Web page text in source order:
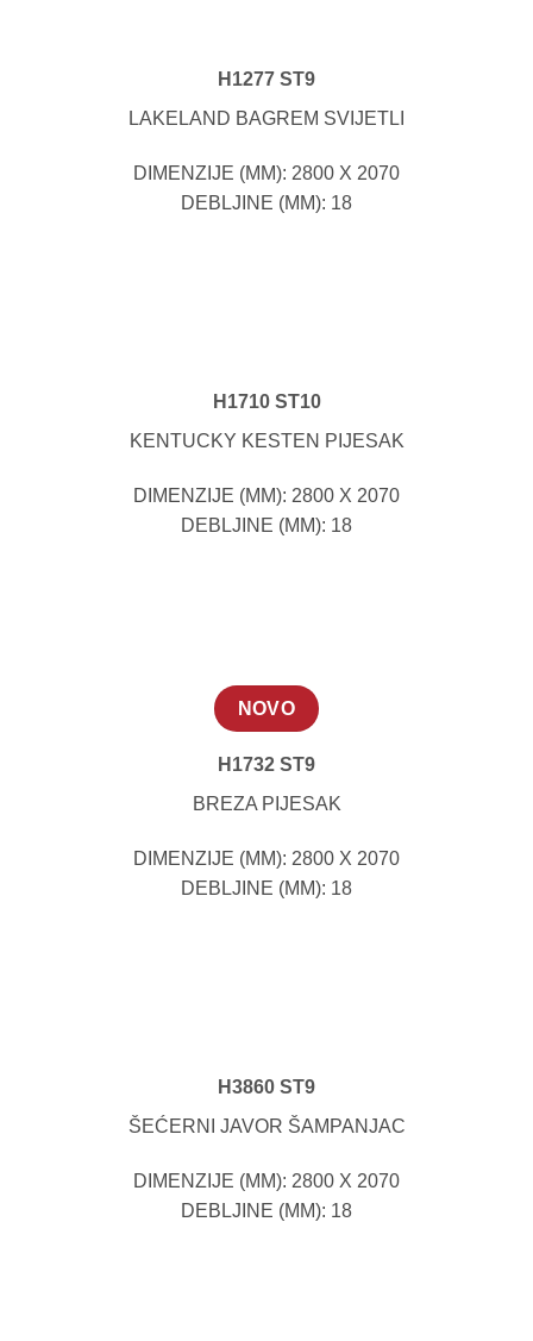
H1277 ST9
LAKELAND BAGREM SVIJETLI
DIMENZIJE (MM): 2800 X 2070
DEBLJINE (MM): 18
H1710 ST10
KENTUCKY KESTEN PIJESAK
DIMENZIJE (MM): 2800 X 2070
DEBLJINE (MM): 18
NOVO
H1732 ST9
BREZA PIJESAK
DIMENZIJE (MM): 2800 X 2070
DEBLJINE (MM): 18
H3860 ST9
ŠEĆERNI JAVOR ŠAMPANJAC
DIMENZIJE (MM): 2800 X 2070
DEBLJINE (MM): 18